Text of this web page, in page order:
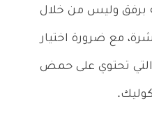
برفق وليس من خلال
مع ضرورة اختيار
تحتوي على حمض